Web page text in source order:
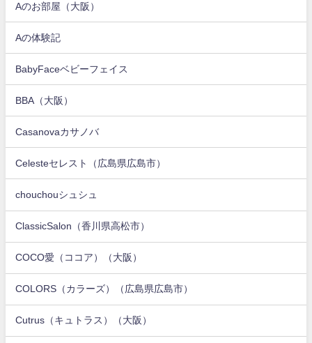
Aのお部屋（大阪）
Aの体験記
BabyFaceベビーフェイス
BBA（大阪）
Casanovaカサノバ
Celesteセレスト（広島県広島市）
chouchouシュシュ
ClassicSalon（香川県高松市）
COCO愛（ココア）（大阪）
COLORS（カラーズ）（広島県広島市）
Cutrus（キュトラス）（大阪）